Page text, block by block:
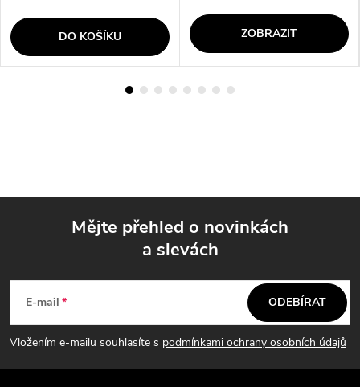
DO KOŠÍKU ZOBRAZIT
p
Mějte přehled o novinkách
a slevách
E-mail
Vložením e-mailu souhlasíte s podmínkami ochrany osobních údajů
ODEBÍRAT